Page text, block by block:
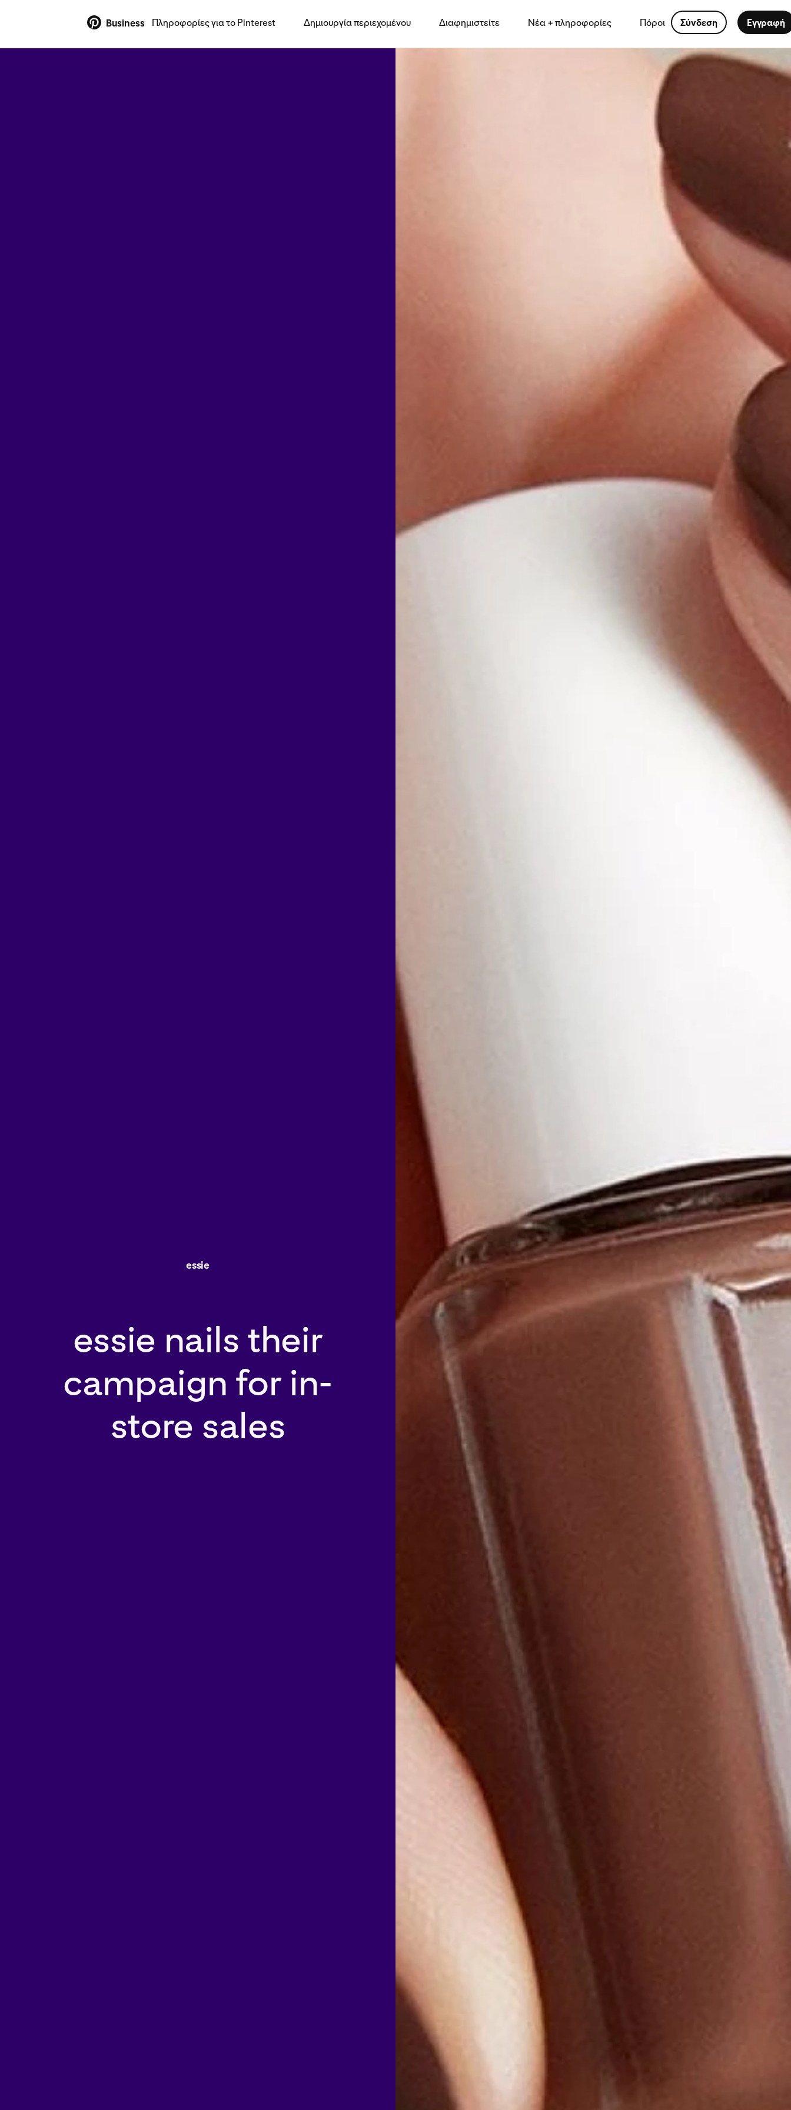
Business Πληροφορίες για το Pinterest Δημιουργία περιεχομένου Διαφημιστείτε Νέα + πληροφορίες Πόροι Σύνδεση Εγγραφή
essie
essie nails their
campaign for in-
store sales